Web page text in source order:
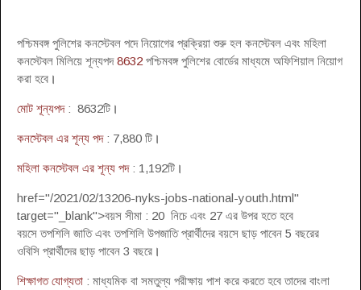
পশ্চিমবঙ্গ পুলিশের কনস্টেবল পদে নিয়োগের প্রক্রিয়া শুরু হল কনস্টেবল এবং মহিলা
কনস্টেবল মিলিয়ে শূন্যপদ8632 পশ্চিমবঙ্গ পুলিশের বোর্ডের মাধ্যমে অফিশিয়াল নিয়োগ
করা হবে ।
মোট শূন্যপদ: 8632টি ।
কনস্টেবল এর শূন্য পদ: 7,880 টি ।
মহিলা কনস্টেবল এর শূন্য পদ: 1,192টি ।
href="/2021/02/13206-nyks-jobs-national-youth.html"
target="_blank">বয়স সীমা : 20 নিচে এবং 27 এর উপর হতে হবে
বয়সে তপশিলি জাতি এবং তপশিলি উপজাতি প্রার্থীদের বয়সে ছাড় পাবেন 5 বছরের
ওবিসি প্রার্থীদের ছাড় পাবেন 3 বছরে ।
শিক্ষাগত যোগ্যতা : মাধ্যমিক বা সমতুল্য পরীক্ষায় পাশ করে করতে হবে তাদের বাংলা